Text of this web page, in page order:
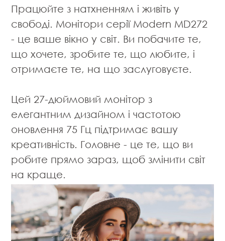
Працюйте з натхненням і живіть у
свободі. Монітори серії Modern MD272
- це ваше вікно у світ. Ви побачите те,
що хочете, зробите те, що любите, і
отримаєте те, на що заслуговуєте.
Цей 27-дюймовий монітор з
елегантним дизайном і частотою
оновлення 75 Гц підтримає вашу
креативність. Головне - це те, що ви
робите прямо зараз, щоб змінити світ
на краще.